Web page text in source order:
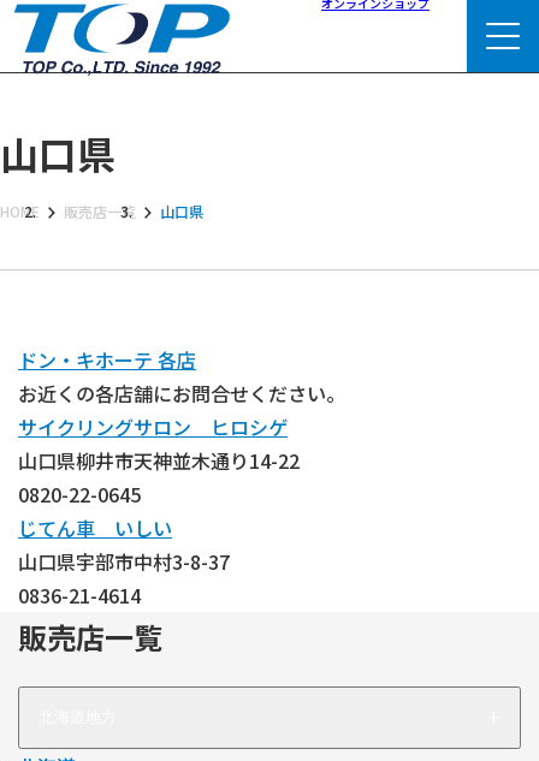
山口県
HOME 販売店一覧 山口県
ドン・キホーテ 各店
お近くの各店舗にお問合せください。
サイクリングサロン ヒロシゲ
山口県柳井市天神並木通り14-22
0820-22-0645
じてん車 いしい
山口県宇部市中村3-8-37
0836-21-4614
販売店一覧